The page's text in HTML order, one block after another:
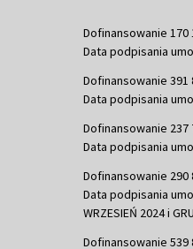
Dofinansowanie 170
Data podpisania
Dofinansowanie 391
Data podpisania
Dofinansowanie 237
Data podpisania
Dofinansowanie 290
Data podpisania
WRZESIEŃ 2024 i
Dofinansowanie 539